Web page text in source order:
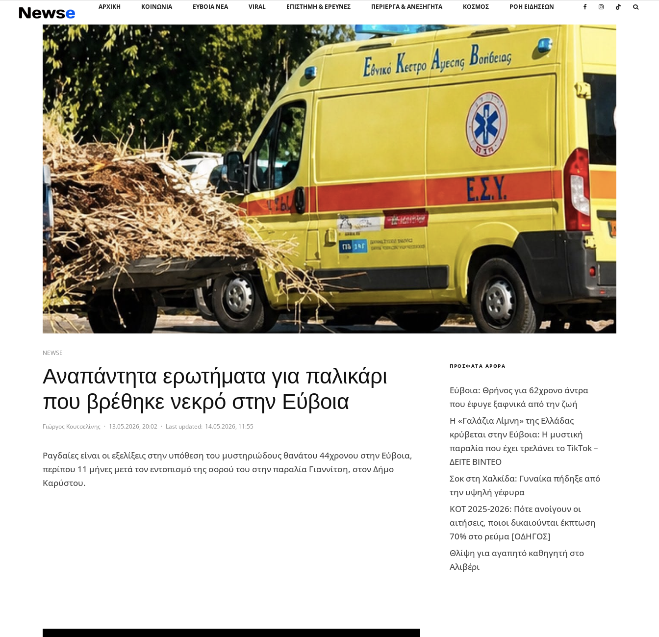
ΑΡΧΙΚΗ ΚΟΙΝΩΝΙΑ ΕΥΒΟΙΑ ΝΕΑ VIRAL ΕΠΙΣΤΉΜΗ & ΈΡΕΥΝΕΣ ΠΕΡΊΕΡΓΑ & ΑΝΕΞΉΓΗΤΑ ΚΌΣΜΟΣ ΡΟΗ ΕΙΔΗΣΕΩΝ
NEWSE
Αναπάντητα ερωτήματα για παλικάρι
που βρέθηκε νεκρό στην Εύβοια
Γιώργος Κουτσελίνης · 13.05.2026, 20:02 · Last updated: 14.05.2026, 11:55
Ραγδαίες είναι οι εξελίξεις στην υπόθεση του μυστηριώδους θανάτου 44χρονου στην Εύβοια,
περίπου 11 μήνες μετά τον εντοπισμό της σορού του στην παραλία Γιαννίτση, στον Δήμο
Καρύστου.
ΠΡΌΣΦΑΤΑ ΆΡΘΡΑ
Εύβοια: Θρήνος για 62χρονο άντρα
που έφυγε ξαφνικά από την ζωή
Η «Γαλάζια Λίμνη» της Ελλάδας
κρύβεται στην Εύβοια: Η μυστική
παραλία που έχει τρελάνει το TikTok –
ΔΕΙΤΕ ΒΙΝΤΕΟ
Σοκ στη Χαλκίδα: Γυναίκα πήδηξε από
την υψηλή γέφυρα
ΚΟΤ 2025-2026: Πότε ανοίγουν οι
αιτήσεις, ποιοι δικαιούνται έκπτωση
70% στο ρεύμα [ΟΔΗΓΟΣ]
Θλίψη για αγαπητό καθηγητή στο
Αλιβέρι